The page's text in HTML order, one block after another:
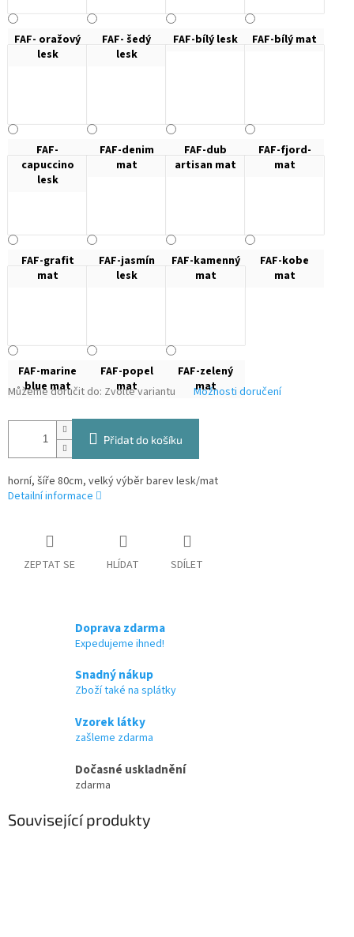
FAF- oražový
lesk
FAF- šedý
lesk
FAF-bílý lesk FAF-bílý mat
FAF-
capuccino
lesk
FAF-denim
mat
FAF-dub
artisan mat
FAF-fjord-
mat
FAF-grafit
mat
FAF-jasmín
lesk
FAF-kamenný
mat
FAF-kobe
mat
FAF-marine
blue mat
FAF-popel
mat
FAF-zelený
mat
Můžeme doručit do: Zvolte variantu Možnosti doručení
Přidat do košíku
horní, šíře 80cm, velký výběr barev lesk/mat
Detailní informace
ZEPTAT SE HLÍDAT SDÍLET
Doprava zdarma
Expedujeme ihned!
Snadný nákup
Zboží také na splátky
Vzorek látky
zašleme zdarma
Dočasné uskladnění
zdarma
Související produkty